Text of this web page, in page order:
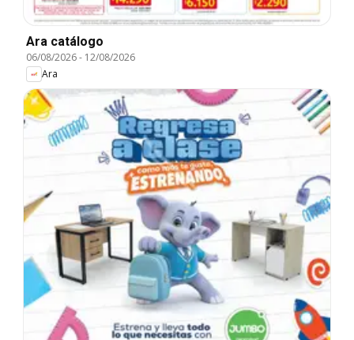
Ara catálogo
06/08/2026- 12/08/2026
Ara